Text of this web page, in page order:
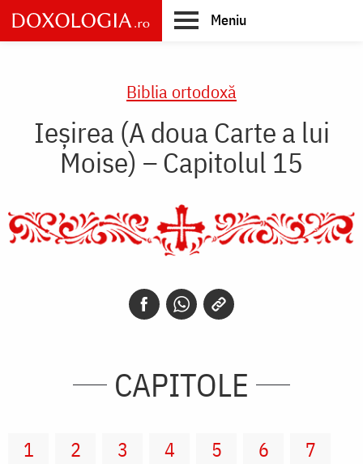
Skip
to
main
Meniu
Biblia ortodoxă
Ieșirea (A doua Carte a lui
Moise) – Capitolul 15
CAPITOLE
1 2 3 4 5 6
7